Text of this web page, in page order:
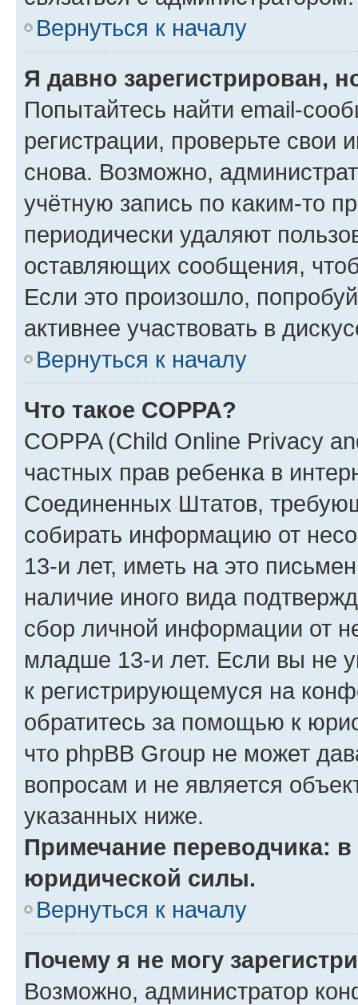
Вернуться к началу
Я давно зарегистрирован,
Попытайтесь найти email-
регистрации, проверьте свои
снова. Возможно,
учётную запись по каким-то
периодически удаляют
оставляющих сообщения,
Если это произошло,
активнее участвовать в
Вернуться к началу
Что такое COPPA?
COPPA (Child Online Privacy
частных прав ребенка в
Соединенных Штатов,
собирать информацию от
13-и лет, иметь на это
наличие иного вида
сбор личной информации от
младше 13-и лет. Если вы не
к регистрирующемуся на
обратитесь за помощью к
что phpBB Group не может
вопросам и не является
указанных ниже.
Примечание переводчика:
юридической силы.
Вернуться к началу
Почему я не могу
Возможно, администратор